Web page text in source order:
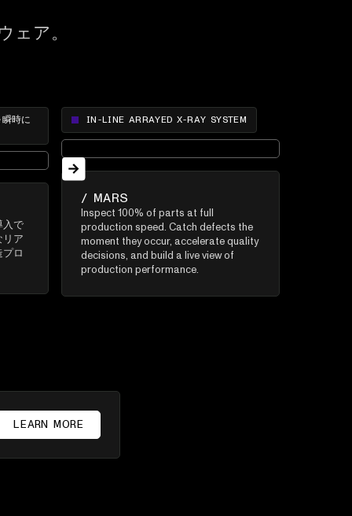
ア。
時に
入で
リア
ロ
IN-LINE ARRAYED X-RAY SYSTEM
/ MARS
Inspect 100% of parts at full
production speed. Catch defects the
moment they occur, accelerate quality
decisions, and build a live view of
production performance.
LEARN MORE